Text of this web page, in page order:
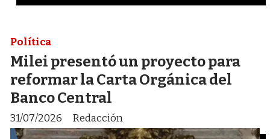
Milei presentó un proyecto para
reformar la Carta Orgánica del
Banco Central
Redacción
Política
31/07/2026